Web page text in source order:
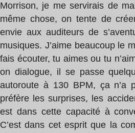
Morrison, je me servirais de
même chose, on tente de
envie aux auditeurs de
musiques. J’aime beaucoup le
fais écouter, tu aimes ou tu
on dialogue, il se passe
autoroute à 130 BPM, ça n’a
préfère les surprises, les
est dans cette capacité à
C’est dans cet esprit que la